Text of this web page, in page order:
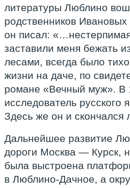
литературы Люблино
родственников
он писал:
заставили меня бежать
лесами, всегда было
жизни на даче, по
романе «Вечный муж». В
исследователь
Здесь же он и скончался
Дальнейшее развитие
дороги Москва — Курск,
была выстроена
в Люблино-Дачное, а